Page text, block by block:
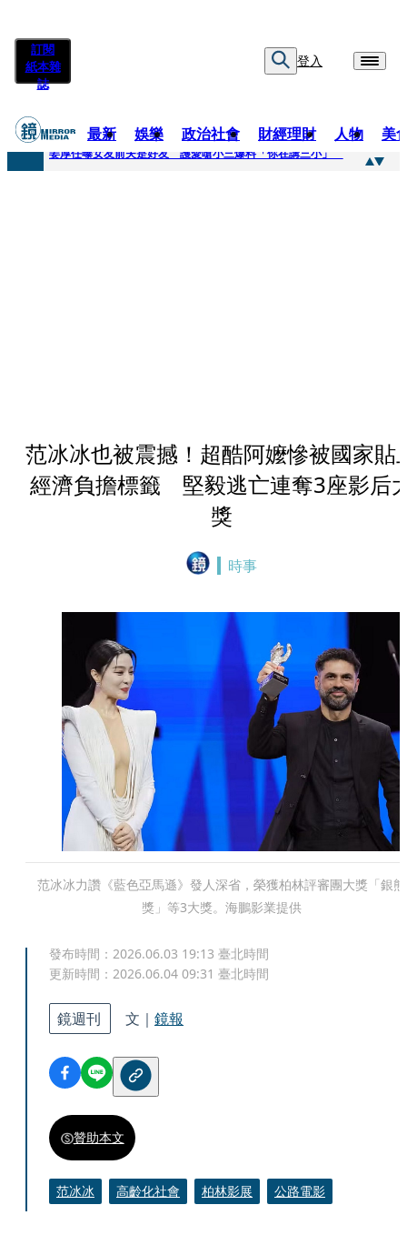
訂閱
紙本雜
誌
登入
最新 娛樂 政治社會 財經理財 人物 美
快訊
姜厚任曝女友前夫是好友 護愛嗆小三爆料「你在講三小」
范冰冰也被震撼！超酷阿嬤慘被國家貼
經濟負擔標籤 堅毅逃亡連奪3座影后
獎
時事
范冰冰力讚《藍色亞馬遜》發人深省，榮獲柏林評審團大獎「銀熊
獎」等3大獎。海鵬影業提供
發布時間： 2026.06.03 19:13 臺北時間
更新時間： 2026.06.04 09:31 臺北時間
鏡週刊 文｜ 鏡報
贊助本文
范冰冰 高齡化社會 柏林影展 公路電影